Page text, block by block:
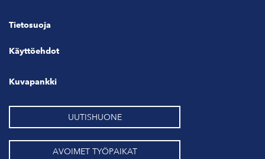
Tietosuoja
Käyttöehdot
Kuvapankki
UUTISHUONE
AVOIMET TYÖPAIKAT